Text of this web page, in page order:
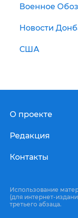
Военное
Новости
США
О проекте
Редакция
Контакты
Использование
(для интернет-
третьего абзаца.